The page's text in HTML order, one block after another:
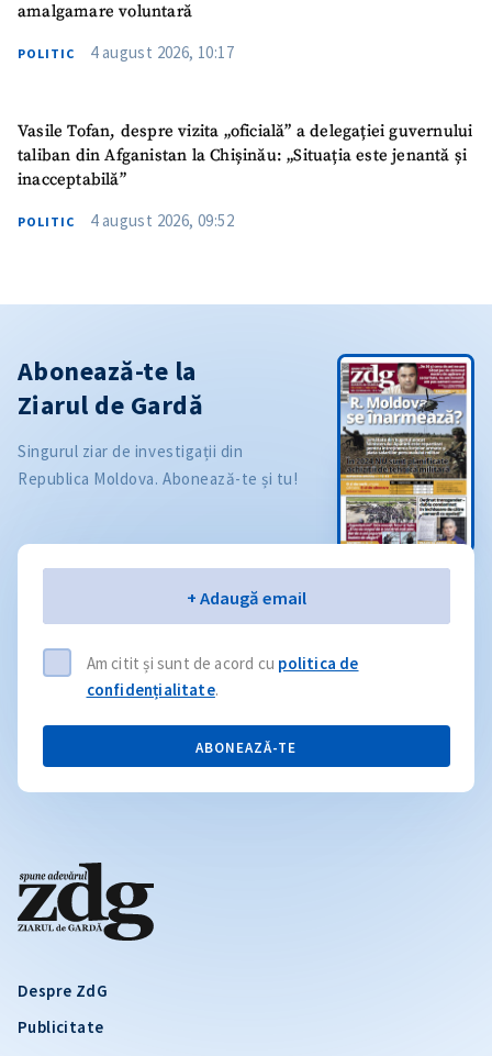
amalgamare voluntară
POLITIC 4 august 2026, 10:17
Vasile Tofan, despre vizita „oficială” a delegației guvernului
taliban din Afganistan la Chișinău: „Situația este jenantă și
inacceptabilă”
POLITIC 4 august 2026, 09:52
Despre ZdG
Publicitate
Abonează-te la
Ziarul de Gardă
Singurul ziar de investigații din
Republica Moldova. Abonează-te și tu!
+ Adaugă email
Am citit și sunt de acord cu politica de
confidențialitate.
ABONEAZĂ-TE